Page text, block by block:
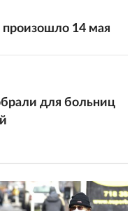
произошло 14 мая
для больниц